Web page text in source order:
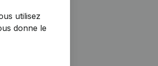
utilisez
donne le